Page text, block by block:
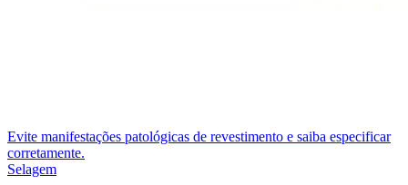
Evite manifestações patológicas de revestimento e saiba especificar
corretamente.
Selagem